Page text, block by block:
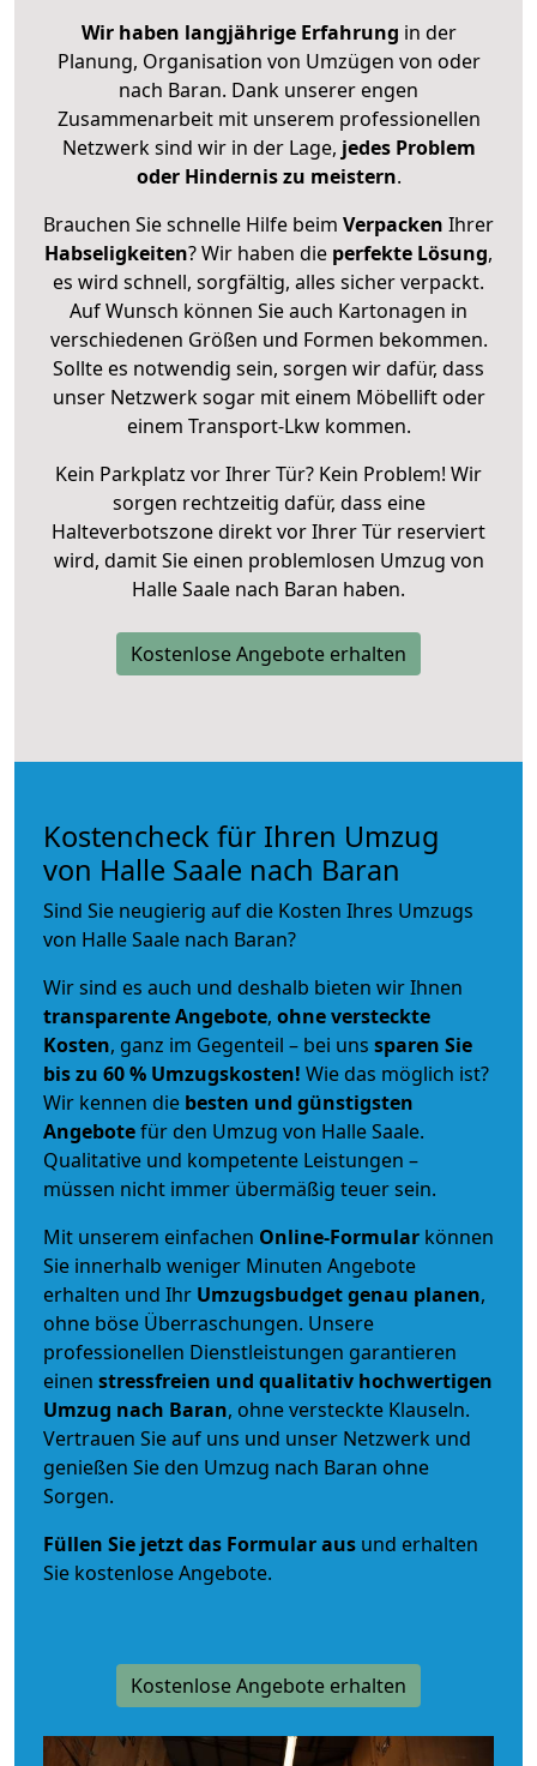
Wir haben langjährige Erfahrung in der
Planung, Organisation von Umzügen von oder
nach Baran. Dank unserer engen
Zusammenarbeit mit unserem professionellen
Netzwerk sind wir in der Lage, jedes Problem
oder Hindernis zu meistern.
Brauchen Sie schnelle Hilfe beim Verpacken Ihrer
Habseligkeiten? Wir haben die perfekte Lösung,
es wird schnell, sorgfältig, alles sicher verpackt.
Auf Wunsch können Sie auch Kartonagen in
verschiedenen Größen und Formen bekommen.
Sollte es notwendig sein, sorgen wir dafür, dass
unser Netzwerk sogar mit einem Möbellift oder
einem Transport-Lkw kommen.
Kein Parkplatz vor Ihrer Tür? Kein Problem! Wir
sorgen rechtzeitig dafür, dass eine
Halteverbotszone direkt vor Ihrer Tür reserviert
wird, damit Sie einen problemlosen Umzug von
Halle Saale nach Baran haben.
Kostenlose Angebote erhalten
Kostencheck für Ihren Umzug
von Halle Saale nach Baran
Sind Sie neugierig auf die Kosten Ihres Umzugs
von Halle Saale nach Baran?
Wir sind es auch und deshalb bieten wir Ihnen
transparente Angebote, ohne versteckte
Kosten, ganz im Gegenteil – bei uns sparen Sie
bis zu 60 % Umzugskosten! Wie das möglich ist?
Wir kennen die besten und günstigsten
Angebotefür den Umzug von Halle Saale.
Qualitative und kompetente Leistungen –
müssen nicht immer übermäßig teuer sein.
Mit unserem einfachen Online-Formular können
Sie innerhalb weniger Minuten Angebote
erhalten und Ihr Umzugsbudgetgenau planen,
ohne böse Überraschungen. Unsere
professionellen Dienstleistungen garantieren
einen stressfreien und qualitativ hochwertigen
Umzug nach Baran, ohne versteckte Klauseln.
Vertrauen Sie auf uns und unser Netzwerk und
genießen Sie den Umzug nach Baran ohne
Sorgen.
Füllen Sie jetzt das Formular aus und erhalten
Sie kostenlose Angebote.
Kostenlose Angebote erhalten